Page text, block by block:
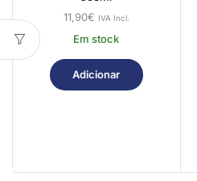
11,90€ IVA Incl.
Em stock
Adicionar